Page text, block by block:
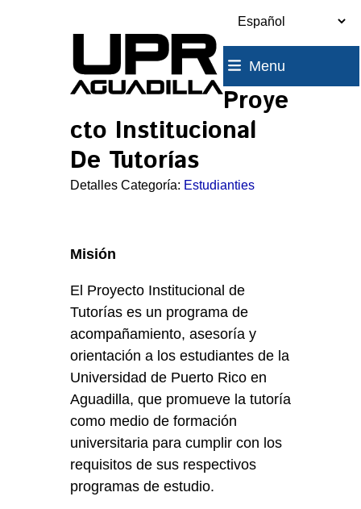
Menu
Proye
cto Institucional
De Tutorías
Detalles Categoría: Estudianties
Misión
El Proyecto Institucional de
Tutorías es un programa de
acompañamiento, asesoría y
orientación a los estudiantes de la
Universidad de Puerto Rico en
Aguadilla, que promueve la tutoría
como medio de formación
universitaria para cumplir con los
requisitos de sus respectivos
programas de estudio.